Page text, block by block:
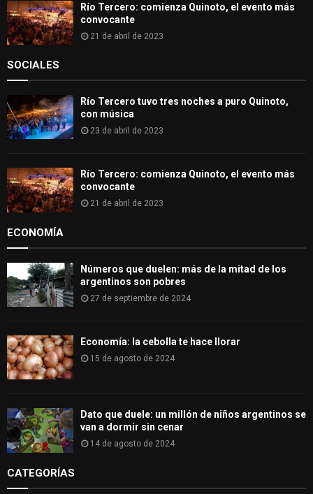
Río Tercero: comienza Quinoto, el evento más
convocante
21 de abril de 2023
SOCIALES
Río Tercero tuvo tres noches a puro Quinoto,
con música
23 de abril de 2023
Río Tercero: comienza Quinoto, el evento más
convocante
21 de abril de 2023
ECONOMÍA
Números que duelen: más de la mitad de los
argentinos son pobres
27 de septiembre de 2024
Economía: la cebolla te hace llorar
15 de agosto de 2024
Dato que duele: un millón de niños argentinos se
van a dormir sin cenar
14 de agosto de 2024
CATEGORÍAS